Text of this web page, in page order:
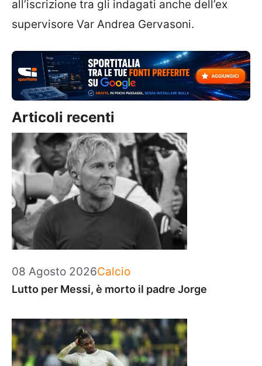
all’iscrizione tra gli indagati anche dell’ex
supervisore Var Andrea Gervasoni.
Articoli recenti
08 Agosto 2026Categorie
Calcio
Lutto per Messi, è morto il padre Jorge